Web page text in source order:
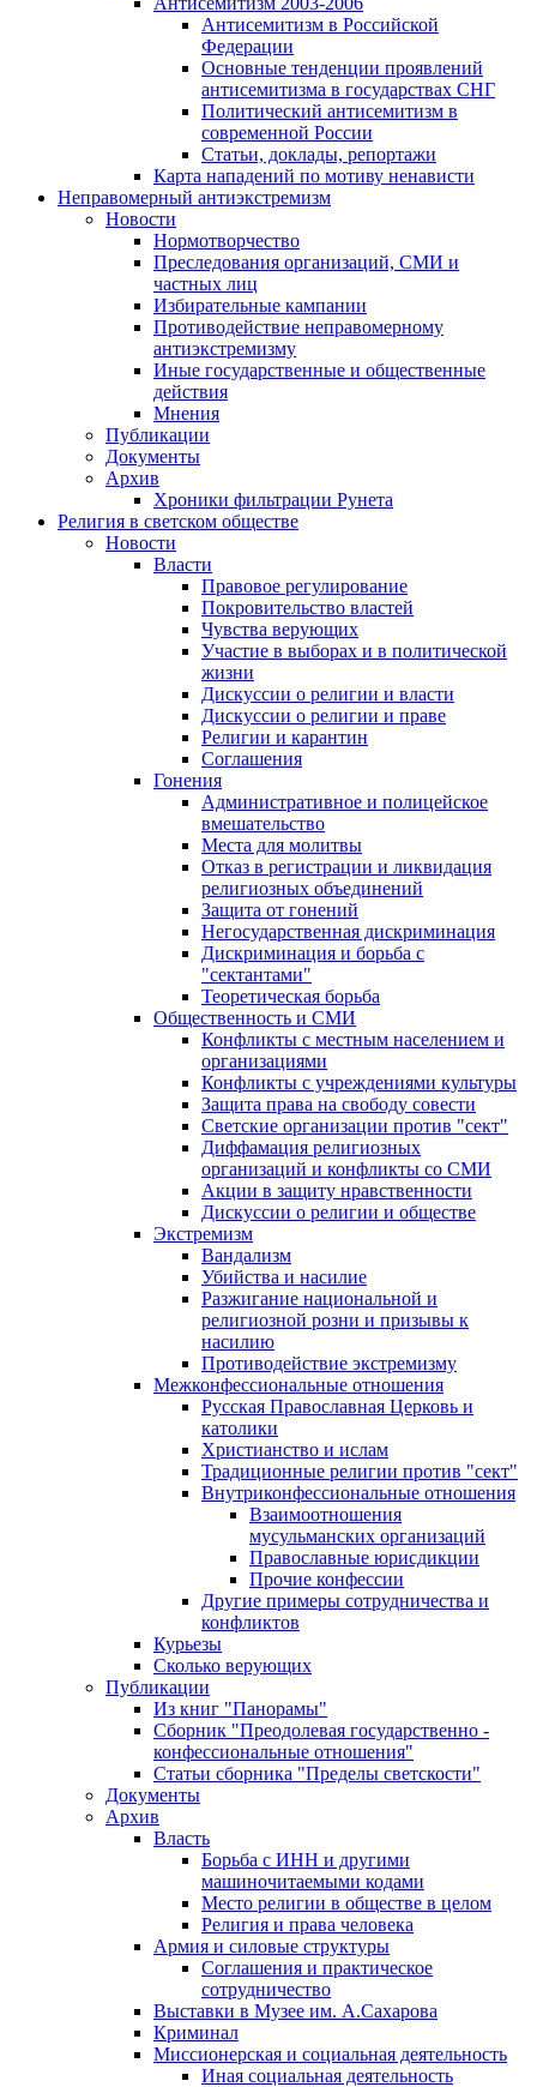
Антисемитизм в Российской
Федерации
Основные тенденции проявлений
антисемитизма в государствах СНГ
Политический антисемитизм в
современной России
Статьи, доклады, репортажи
Карта нападений по мотиву ненависти
Неправомерный антиэкстремизм
Новости
Нормотворчество
Преследования организаций, СМИ и
частных лиц
Избирательные кампании
Противодействие неправомерному
антиэкстремизму
Иные государственные и общественные
действия
Мнения
Публикации
Документы
Архив
Хроники фильтрации Рунета
Религия в светском обществе
Новости
Власти
Правовое регулирование
Покровительство властей
Чувства верующих
Участие в выборах и в политической
жизни
Дискуссии о религии и власти
Дискуссии о религии и праве
Религии и карантин
Соглашения
Гонения
Административное и полицейское
вмешательство
Места для молитвы
Отказ в регистрации и ликвидация
религиозных объединений
Защита от гонений
Негосударственная дискриминация
Дискриминация и борьба с
"сектантами"
Теоретическая борьба
Общественность и СМИ
Конфликты с местным населением и
организациями
Конфликты с учреждениями культуры
Защита права на свободу совести
Светские организации против "сект"
Диффамация религиозных
организаций и конфликты со СМИ
Акции в защиту нравственности
Дискуссии о религии и обществе
Экстремизм
Вандализм
Убийства и насилие
Разжигание национальной и
религиозной розни и призывы к
насилию
Противодействие экстремизму
Межконфессиональные отношения
Русская Православная Церковь и
католики
Христианство и ислам
Традиционные религии против "сект"
Внутриконфессиональные отношения
Взаимоотношения
мусульманских организаций
Православные юрисдикции
Прочие конфессии
Другие примеры сотрудничества и
конфликтов
Курьезы
Сколько верующих
Публикации
Из книг "Панорамы"
Сборник "Преодолевая государственно -
конфессиональные отношения"
Статьи сборника "Пределы светскости"
Документы
Архив
Власть
Борьба с ИНН и другими
машиночитаемыми кодами
Место религии в обществе в целом
Религия и права человека
Армия и силовые структуры
Соглашения и практическое
сотрудничество
Выставки в Музее им. А.Сахарова
Криминал
Миссионерская и социальная деятельность
Иная социальная деятельность